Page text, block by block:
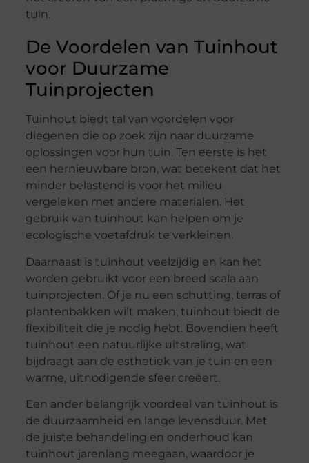
tuin.
De Voordelen van Tuinhout
voor Duurzame
Tuinprojecten
Tuinhout biedt tal van voordelen voor
diegenen die op zoek zijn naar duurzame
oplossingen voor hun tuin. Ten eerste is het
een hernieuwbare bron, wat betekent dat het
minder belastend is voor het milieu
vergeleken met andere materialen. Het
gebruik van tuinhout kan helpen om je
ecologische voetafdruk te verkleinen.
Daarnaast is tuinhout veelzijdig en kan het
worden gebruikt voor een breed scala aan
tuinprojecten. Of je nu een schutting, terras of
plantenbakken wilt maken, tuinhout biedt de
flexibiliteit die je nodig hebt. Bovendien heeft
tuinhout een natuurlijke uitstraling, wat
bijdraagt aan de esthetiek van je tuin en een
warme, uitnodigende sfeer creëert.
Een ander belangrijk voordeel van tuinhout is
de duurzaamheid en lange levensduur. Met
de juiste behandeling en onderhoud kan
tuinhout jarenlang meegaan, waardoor je